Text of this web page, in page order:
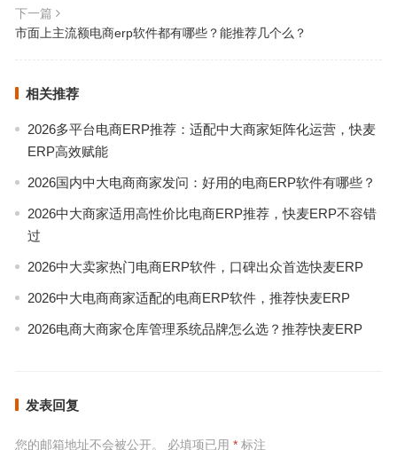
下一篇
市面上主流额电商erp软件都有哪些？能推荐几个么？
相关推荐
2026多平台电商ERP推荐：适配中大商家矩阵化运营，快麦
ERP高效赋能
2026国内中大电商商家发问：好用的电商ERP软件有哪些？
2026中大商家适用高性价比电商ERP推荐，快麦ERP不容错
过
2026中大卖家热门电商ERP软件，口碑出众首选快麦ERP
2026中大电商商家适配的电商ERP软件，推荐快麦ERP
2026电商大商家仓库管理系统品牌怎么选？推荐快麦ERP
发表回复
您的邮箱地址不会被公开。 必填项已用 *标注